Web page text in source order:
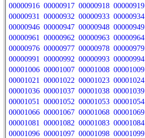
00000916 00000917 00000918 00000919
00000931
00000932 00000933 00000934
00000946 00000947 00000948 00000949
00000961
00000962 00000963 00000964
00000976 00000977 00000978 00000979
00000991
00000992 00000993 00000994
00001006 00001007 00001008 00001009
00001021
00001022 00001023 00001024
00001036 00001037 00001038 00001039
00001051
00001052 00001053 00001054
00001066 00001067 00001068 00001069
00001081
00001082 00001083 00001084
00001096 00001097 00001098 00001099